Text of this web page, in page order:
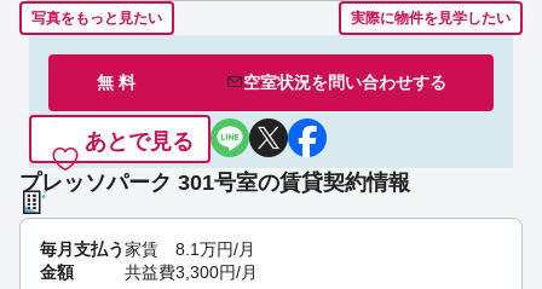
写真をもっと見たい 実際に物件を見学したい
無 料 空室状況を問い合わせする
あとで見る
プレッソパーク 301号室の賃貸契約情報
毎月支払う
金額
家賃 8.1万円/月
共益費3,300円/月